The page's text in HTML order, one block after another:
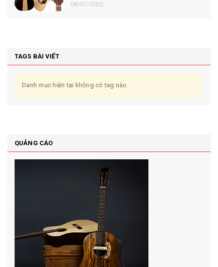
08/01/2022
TAGS BÀI VIẾT
Danh mục hiện tại không có tag nào.
QUẢNG CÁO